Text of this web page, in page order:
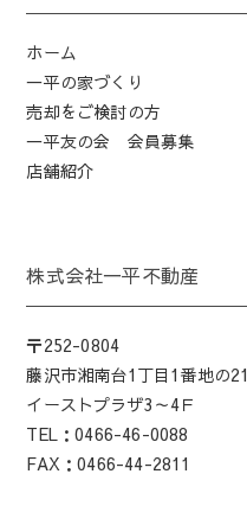
ホーム
一平の家づくり
売却をご検討の方
一平友の会 会員募集
店舗紹介
株式会社一平不動産
〒252-0804
藤沢市湘南台1丁目1番地の21
イーストプラザ3～4Ｆ
TEL：0466-46-0088
FAX：0466-44-2811